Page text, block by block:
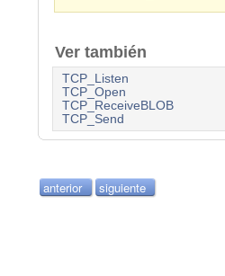
Ver también
TCP_Listen
TCP_Open
TCP_ReceiveBLOB
TCP_Send
anterior siguiente